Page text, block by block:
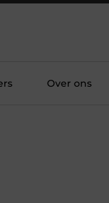
Over ons